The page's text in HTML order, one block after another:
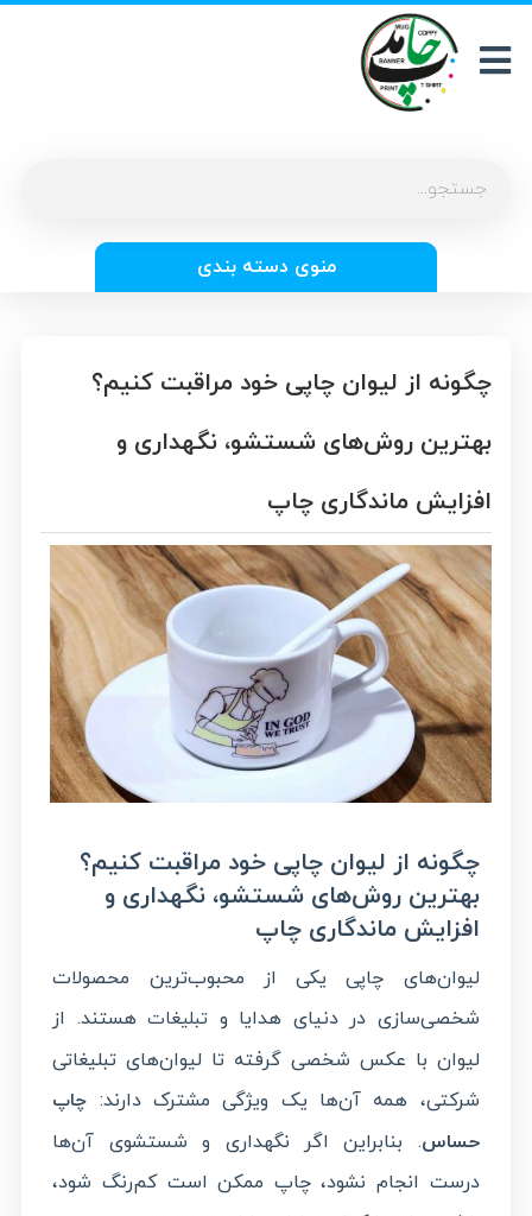
منوی دسته بندی
چگونه از لیوان چاپی خود مراقبت کنیم؟
بهترین روش‌های شستشو، نگهداری و
افزایش ماندگاری چاپ
چگونه از لیوان چاپی خود مراقبت کنیم؟
بهترین روش‌های شستشو، نگهداری و
افزایش ماندگاری چاپ
لیوان‌های چاپی یکی از محبوب‌ترین محصولات
شخصی‌سازی در دنیای هدایا و تبلیغاتهستند. از
لیوان با عکس شخصی گرفته تا لیوان‌های تبلیغاتی
شرکتی، همه آن‌ها یک ویژگی مشترک دارند: چاپ
حساس. بنابراین اگر نگهداری و شستشوی آن‌ها
درست انجام نشود، چاپ ممکن است کم‌رنگ شود،